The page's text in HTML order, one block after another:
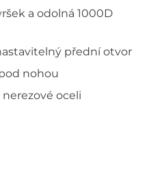
a odolná 1000D
přední otvor
nohou
oceli